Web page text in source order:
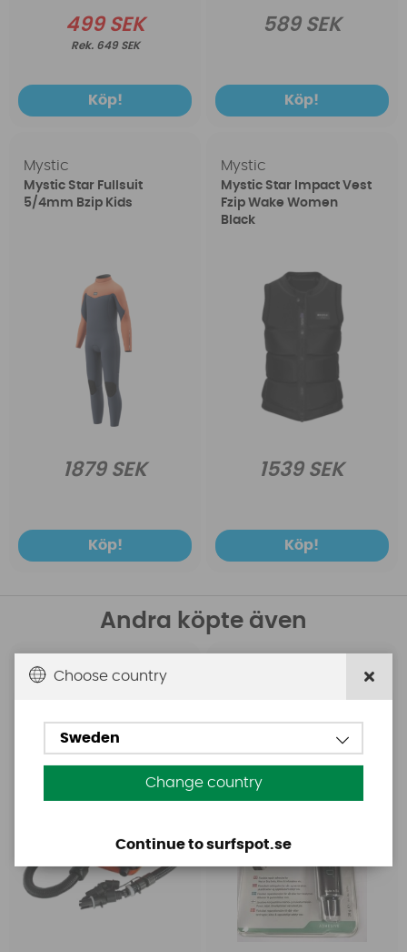
499 SEK
649 SEK
Köp!
589 SEK
Köp!
Mystic
Mystic Star Fullsuit
5/4mm Bzip Kids
1879 SEK
Köp!
Mystic
Mystic Star Impact Vest
Fzip Wake Women
Black
1539 SEK
Köp!
Andra köpte även
BaseChoose country
Sweden
Change country
Continue to surfspot.se